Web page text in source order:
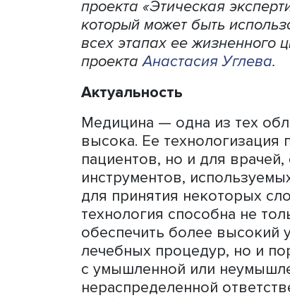
Технологии
медицину. Однако их
этических вопросов.
за предоставление
при использовании ИИ
специалистовЦентра
проекта «Этическая
который может быть
всех этапах ее
проекта Анастасия
Актуальность